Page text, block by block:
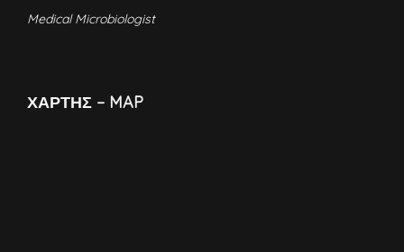
Medical Microbiologist
ΧΑΡΤΗΣ – MAP